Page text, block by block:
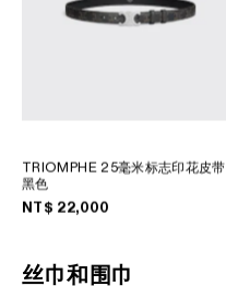
TRIOMPHE 25毫米标志印花皮带
黑色
NT$ 22,000
丝巾和围巾